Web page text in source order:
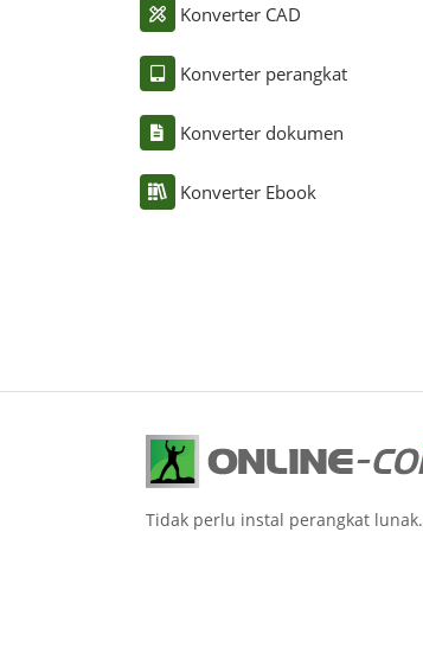
Konverter CAD
Konverter perangkat
Konverter dokumen
Konverter Ebook
Tidak perlu instal perangkat lunak.